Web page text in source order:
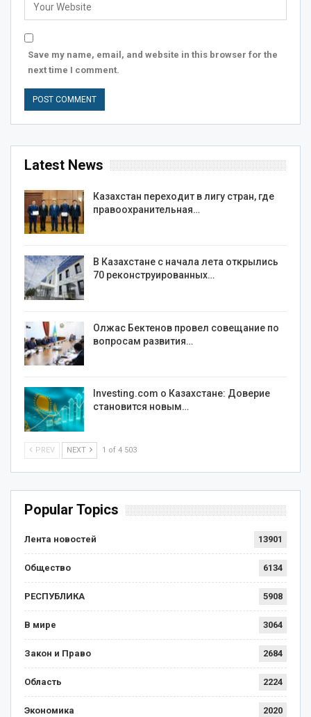
Save my name, email, and website in this browser for the
next time I comment.
Latest News
Казахстан переходит в лигу стран, где
правоохранительная…
В Казахстане с начала лета открылись
70 реконструированных…
Олжас Бектенов провел совещание по
вопросам развития…
Investing.com о Казахстане: Доверие
становится новым…
PREV NEXT 1 of 4 503
Popular Topics
Лента новостей 13901
Общество 6134
РЕСПУБЛИКА 5908
В мире 3064
Закон и Право 2684
Область 2224
Экономика 2020